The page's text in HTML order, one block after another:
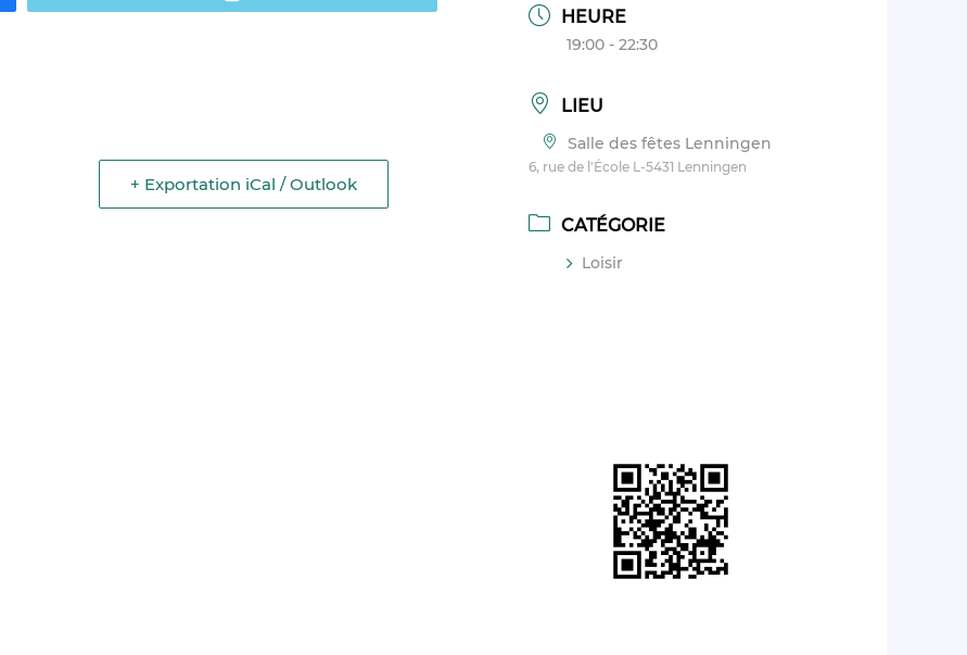
+ Exportation iCal / Outlook
HEURE
19:00 - 22:30
LIEU
Salle des fêtes Lenningen
6, rue de l'École L-5431 Lenningen
CATÉGORIE
Loisir